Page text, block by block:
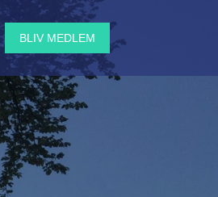
BLIV MEDLEM